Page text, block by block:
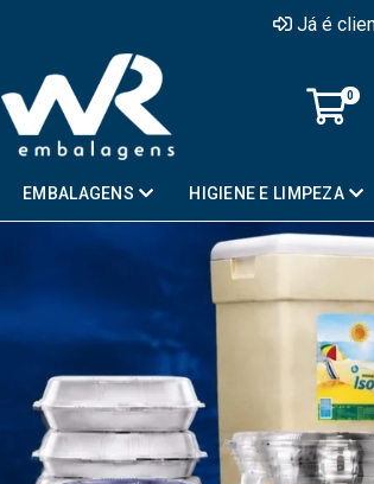
Já é
0
EMBALAGENS HIGIENE E LIMPEZA